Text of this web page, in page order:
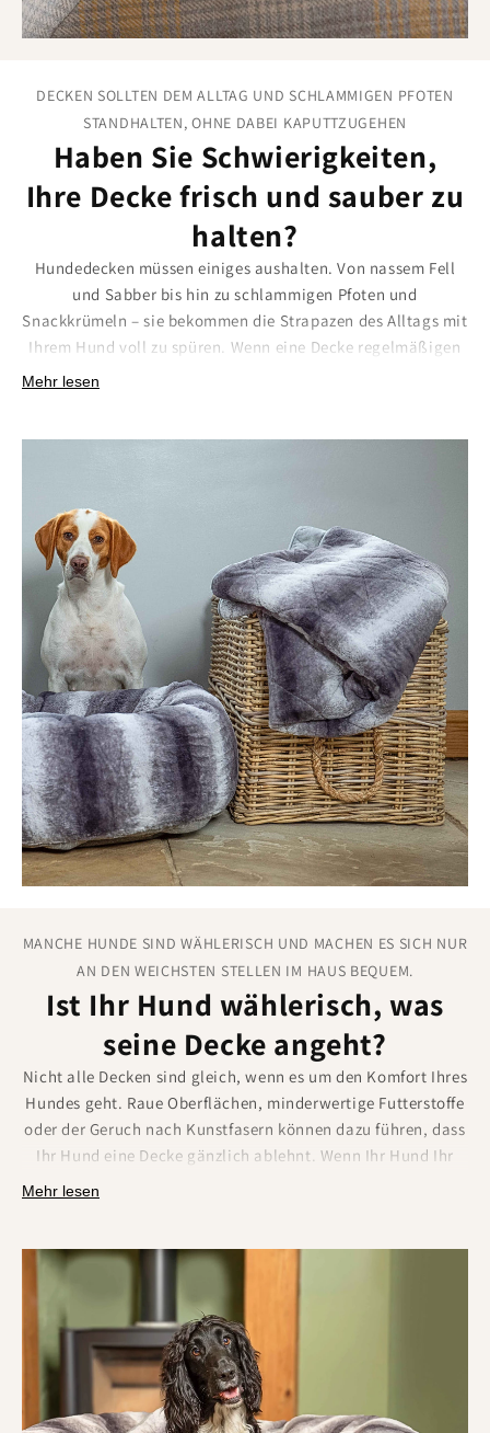
DECKEN SOLLTEN DEM ALLTAG UND SCHLAMMIGEN PFOTEN
STANDHALTEN, OHNE DABEI KAPUTTZUGEHEN
Haben Sie Schwierigkeiten,
Ihre Decke frisch und sauber zu
halten?
Hundedecken müssen einiges aushalten. Von nassem Fell
und Sabber bis hin zu schlammigen Pfoten und
Snackkrümeln – sie bekommen die Strapazen des Alltags mit
Ihrem Hund voll zu spüren. Wenn eine Decke regelmäßigen
Waschgängen nicht standhält oder nach dem Waschen ihre
maschinenwaschbar
Qualität behalten
wurden aufgrund
Langlebigkeit
Waschbeständigkeitausgewählt. Sie
bleiben weich
behalten ihre Farbeund trocknen nach
dem Waschen schnell
. Kein Einlaufen, keine Gerüche und
kein Ausbleichen.
So sorgen Sie für ein frisches Ambiente in Ihrem Zuhause,
ohne stundenlang Flecken entfernen zu müssen oder
abgenutzte Decken zu ersetzen. Diese Decken sindfür den
Alltag gemacht– bereit für den täglichen Gebrauch,leicht
zu reinigenund immer ein willkommener Anblick, wenn
man nach Hause kommt.
Mehr lesen
MANCHE HUNDE SIND WÄHLERISCH UND MACHEN ES SICH NUR
AN DEN WEICHSTEN STELLEN IM HAUS BEQUEM.
Ist Ihr Hund wählerisch, was
seine Decke angeht?
Nicht alle Decken sind gleich, wenn es um den Komfort Ihres
Hundes geht. Raue Oberflächen, minderwertige Futterstoffe
oder der Geruch nach Kunstfasern können dazu führen, dass
Ihr Hund eine Decke gänzlich ablehnt. Wenn Ihr Hund Ihr
Bett oder Sofa seiner eigenen Decke vorzieht, ist es
Bei unseren Decken steht der Komfort an erster Stelle
Sie fühlen sich weich an, sind doppellagig und so gefertigt,
dass sie sich vom ersten Gebrauch an kuschelig anfühlen.
Kunstfell bietet luxuriösen Kuschelkomfort, Samt spendet
Wärmeund Wolle sorgtdas ganze Jahr über
atmungsaktive Weichheit.
Mehr lesen